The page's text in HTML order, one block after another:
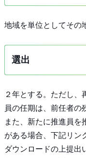
地域を単位としてその
選出
２年とする。ただし、
員の任期は、前任者の
また、新たに推進員を
がある場合、下記リン
ダウンロードの上提出